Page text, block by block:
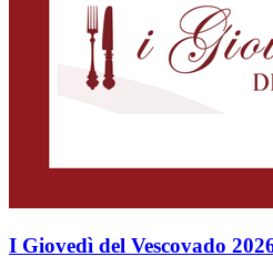
I Giovedì del Vescovado